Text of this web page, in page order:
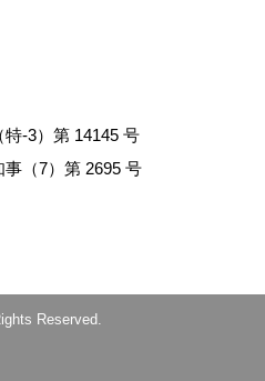
-3）第 14145 号
事（7）第 2695 号
Reserved.